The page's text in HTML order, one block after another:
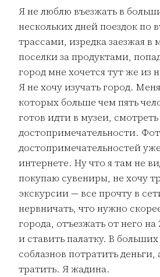
Я не люблю въезжать в
нескольких дней поездок по
трассами, изредка заезжая в
поселки за продуктами,
город мне хочется тут же из
Я не хочу изучать город.
которых больше чем пять
готов идти в музеи, смотреть
достопримечательности.
достопримечательностей
интернете. Ну что я там не
покупаю сувениры, не хочу
экскурсии — все прочту в
нервничать, что нужно
города, отъезжать от него на
и ставить палатку. В
соблазнов потратить деньги,
тратить. Я жадина.